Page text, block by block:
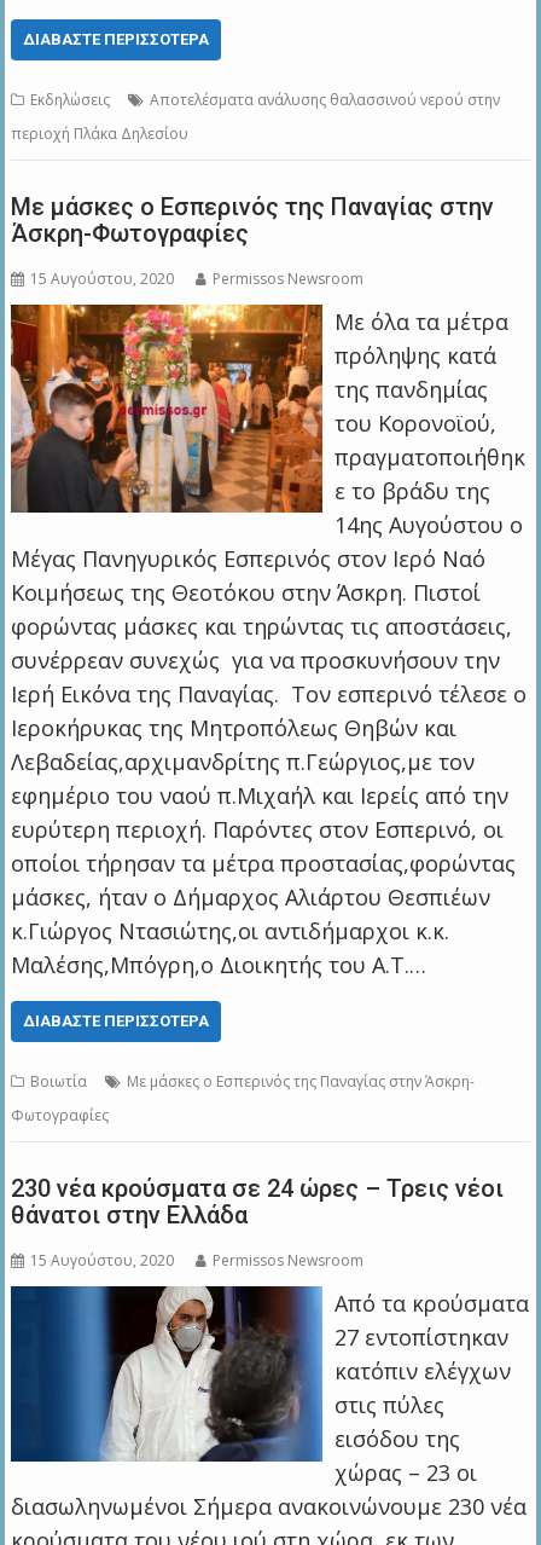
ΔΙΑΒΆΣΤΕ ΠΕΡΙΣΣΌΤΕΡΑ
Εκδηλώσεις
Aποτελέσματα ανάλυσης θαλασσινού νερού στην
περιοχή Πλάκα Δηλεσίου
Με μάσκες ο Εσπερινός της Παναγίας στην
Άσκρη-Φωτογραφίες
15 Αυγούστου, 2020 Permissos Newsroom
Με όλα τα μέτρα
πρόληψης κατά
της πανδημίας
του Κορονοϊού,
πραγματοποιήθηκ
ε το βράδυ της
14ης Αυγούστου ο
Μέγας Πανηγυρικός Εσπερινός στον Ιερό Ναό
Κοιμήσεως της Θεοτόκου στην Άσκρη. Πιστοί
φορώντας μάσκες και τηρώντας τις αποστάσεις,
συνέρρεαν συνεχώς για να προσκυνήσουν την
Ιερή Εικόνα της Παναγίας. Τον εσπερινό τέλεσε ο
Ιεροκήρυκας της Μητροπόλεως Θηβών και
Λεβαδείας,αρχιμανδρίτης π.Γεώργιος,με τον
εφημέριο του ναού π.Μιχαήλ και Ιερείς από την
ευρύτερη περιοχή. Παρόντες στον Εσπερινό, οι
οποίοι τήρησαν τα μέτρα προστασίας,φορώντας
μάσκες, ήταν ο Δήμαρχος Αλιάρτου Θεσπιέων
κ.Γιώργος Ντασιώτης,οι αντιδήμαρχοι κ.κ.
Μαλέσης,Μπόγρη,ο Διοικητής του Α.Τ.…
ΔΙΑΒΆΣΤΕ ΠΕΡΙΣΣΌΤΕΡΑ
Βοιωτία
Με μάσκες ο Εσπερινός της Παναγίας στην Άσκρη-
Φωτογραφίες
230 νέα κρούσματα σε 24 ώρες – Τρεις νέοι
θάνατοι στην Ελλάδα
15 Αυγούστου, 2020 Permissos Newsroom
Από τα κρούσματα
27 εντοπίστηκαν
κατόπιν ελέγχων
στις πύλες
εισόδου της
χώρας – 23 οι
διασωληνωμένοι Σήμερα ανακοινώνουμε 230 νέα